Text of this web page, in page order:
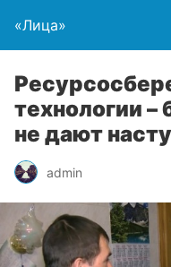
«Лица»
технологии
не дают
admin